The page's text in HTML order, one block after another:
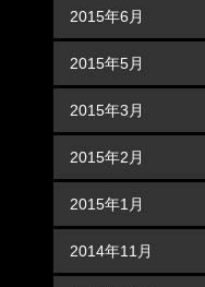
2015年6月
2015年5月
2015年3月
2015年2月
2015年1月
2014年11月